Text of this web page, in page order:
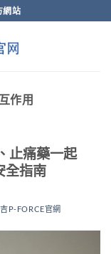
網站
作用
止痛藥一起
全指南
P-FORCE官網